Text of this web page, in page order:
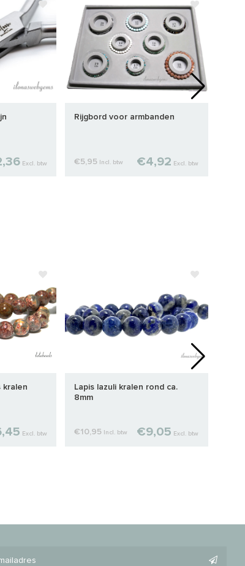
Excl. btw
Rijgbord voor armbanden
€5,95 Incl. btw €4,92 Excl. btw
kralen
Excl. btw
Lapis lazuli kralen rond ca.
8mm
€10,95 Incl. btw €9,05 Excl. btw